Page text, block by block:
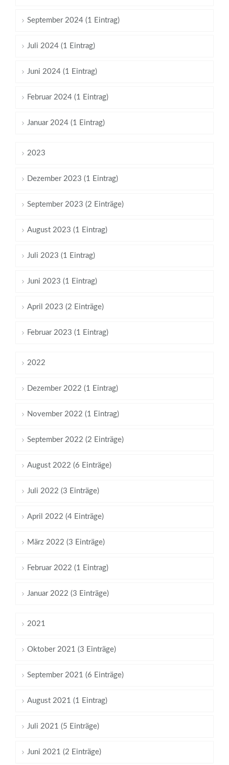
September 2024 (1 Eintrag)
Juli 2024 (1 Eintrag)
Juni 2024 (1 Eintrag)
Februar 2024 (1 Eintrag)
Januar 2024 (1 Eintrag)
2023
Dezember 2023 (1 Eintrag)
September 2023 (2 Einträge)
August 2023 (1 Eintrag)
Juli 2023 (1 Eintrag)
Juni 2023 (1 Eintrag)
April 2023 (2 Einträge)
Februar 2023 (1 Eintrag)
2022
Dezember 2022 (1 Eintrag)
November 2022 (1 Eintrag)
September 2022 (2 Einträge)
August 2022 (6 Einträge)
Juli 2022 (3 Einträge)
April 2022 (4 Einträge)
März 2022 (3 Einträge)
Februar 2022 (1 Eintrag)
Januar 2022 (3 Einträge)
2021
Oktober 2021 (3 Einträge)
September 2021 (6 Einträge)
August 2021 (1 Eintrag)
Juli 2021 (5 Einträge)
Juni 2021 (2 Einträge)